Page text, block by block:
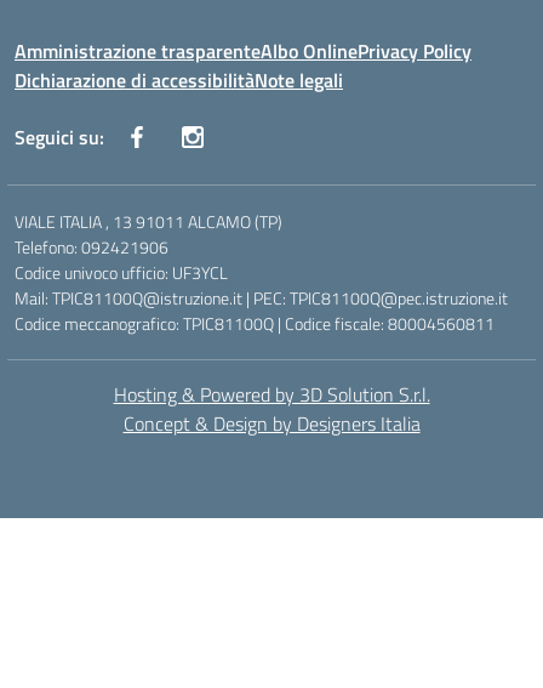
Amministrazione trasparenteAlbo OnlinePrivacy Policy
Dichiarazione di accessibilitàNote legali
Seguici su:
VIALE ITALIA , 13 91011 ALCAMO (TP)
Telefono: 092421906
Codice univoco ufficio: UF3YCL
Mail: TPIC81100Q@istruzione.it | PEC: TPIC81100Q@pec.istruzione.it
Codice meccanografico: TPIC81100Q | Codice fiscale: 80004560811
Hosting & Powered by 3D Solution S.r.l.
Concept & Design by Designers Italia